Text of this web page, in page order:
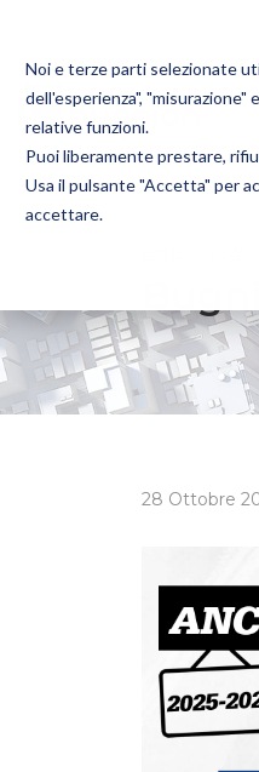
Noi e terze parti selezionate
dell'esperienza",
relative funzioni.
Puoi liberamente prestare,
Usa il pulsante "Accetta" per
accettare.
Bugnion
The
28 Ottobre